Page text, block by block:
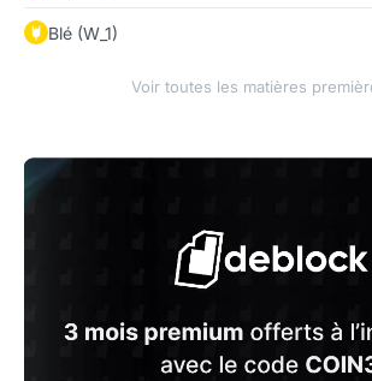
Blé (W_1)
Voir toutes les matières